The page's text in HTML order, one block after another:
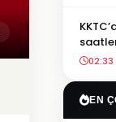
02:33
EN